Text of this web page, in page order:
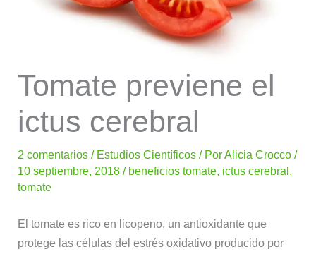
Tomate previene el
ictus cerebral
2 comentarios / Estudios Científicos / PorAlicia Crocco/
10 septiembre, 2018/ beneficios tomate, ictus cerebral,
tomate
El tomate es rico en licopeno, un antioxidante que
protege las células del estrés oxidativo producido por